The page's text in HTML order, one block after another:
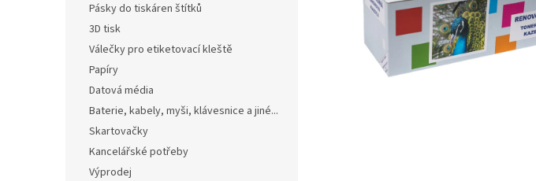
Pásky do tiskáren štítků
3D tisk
Válečky pro etiketovací kleště
Papíry
Datová média
Baterie, kabely, myši, klávesnice a jiné...
Skartovačky
Kancelářské potřeby
Výprodej